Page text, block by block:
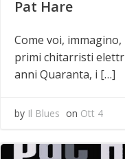
Pat Hare
Come voi,
primi chitarristi
anni Quaranta, i […]
by Il Blues on Ott 4